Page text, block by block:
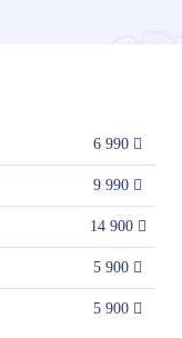
6 990
9 990
14 900
5 900
5 900